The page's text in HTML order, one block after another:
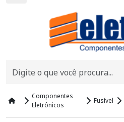
Componentes
Eletrônicos
Fusível